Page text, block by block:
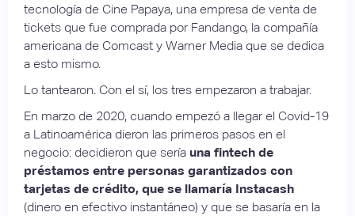
tecnología de Cine Papaya, una empresa de venta de
tickets que fue comprada por Fandango, la compañía
americana de Comcast y Warner Media que se dedica
a esto mismo.
Lo tantearon. Con el sí, los tres empezaron a trabajar.
En marzo de 2020, cuando empezó a llegar el Covid-19
a Latinoamérica dieron las primeros pasos en el
negocio: decidieron que sería una fintech de
préstamos entre personas garantizados con
tarjetas de crédito, que se llamaría Instacash
(dinero en efectivo instantáneo) y que se basaría en la